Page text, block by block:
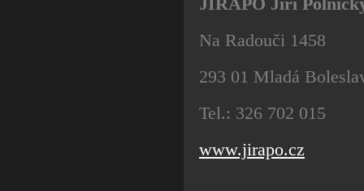
Na Radouči 1458
293 01 Mladá
Tel.: 326 702 015
www.jirapo.cz